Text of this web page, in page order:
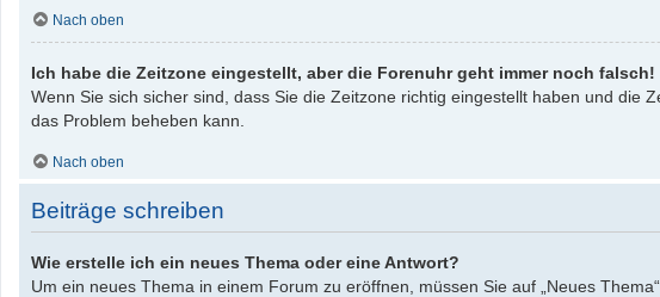
Nach oben
Ich habe die Zeitzone eingestellt, aber die Forenuhr geht immer noch falsch!
Wenn Sie sich sicher sind, dass Sie die Zeitzone richtig eingestellt haben und die
das Problem beheben kann.
Nach oben
Beiträge schreiben
Wie erstelle ich ein neues Thema oder eine Antwort?
Um ein neues Thema in einem Forum zu eröffnen, müssen Sie auf „Neues